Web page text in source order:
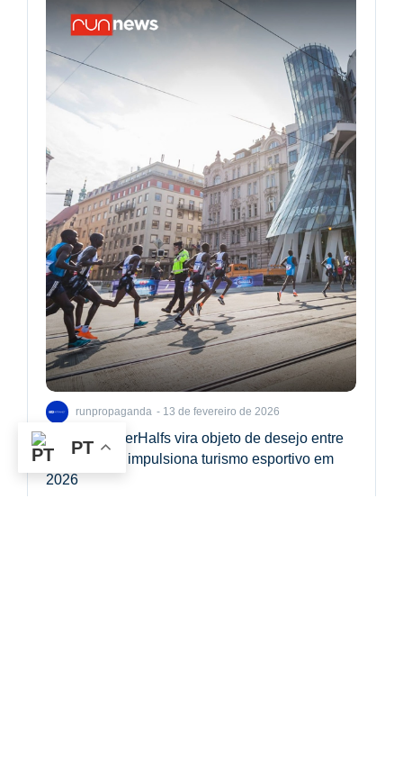
runpropaganda - 13 de fevereiro de 2026
Circuito SuperHalfs vira objeto de desejo entre
brasileiros e impulsiona turismo esportivo em
2026
PT